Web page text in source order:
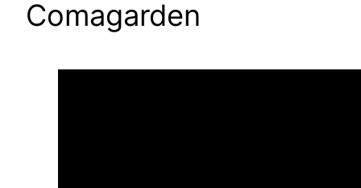
Comagarden